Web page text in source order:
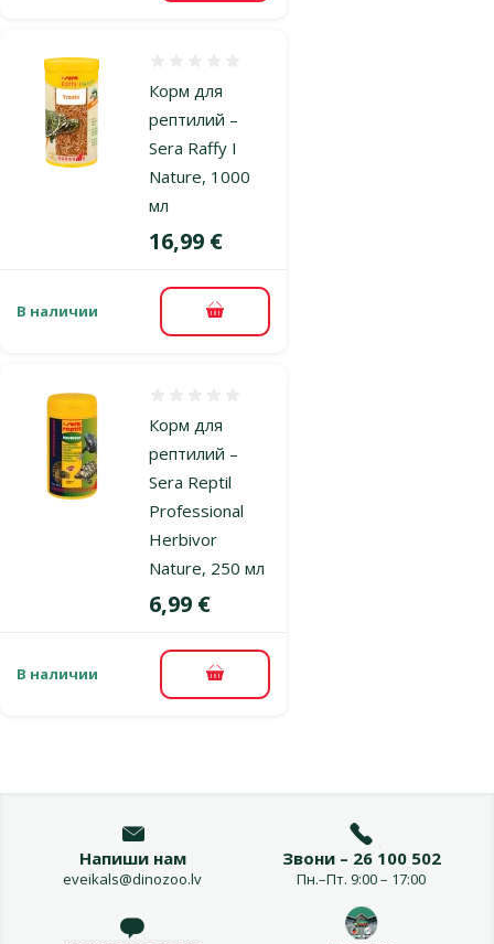
Корм для
рептилий –
Sera Raffy I
Nature, 1000
мл
Цена
16,99 €
В наличии В корзину
Корм для
рептилий –
Sera Reptil
Professional
Herbivor
Nature, 250 мл
Цена
6,99 €
В наличии В корзину
Напиши нам
eveikals@dinozoo.lv
Звони – 26 100 502
Пн.–Пт. 9:00 – 17:00